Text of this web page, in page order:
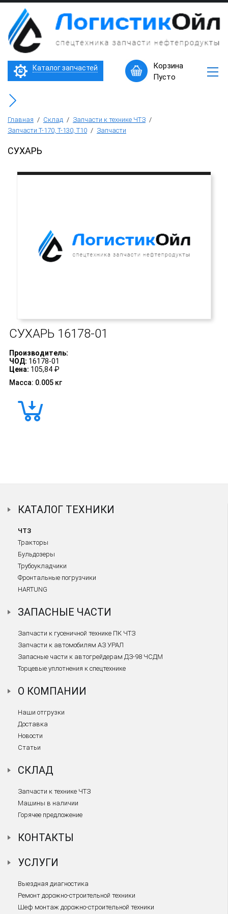
Бульдозер Б11
×
Каталог запчастей
Корзина
Пусто
Главная / Склад / Запчасти к технике ЧТЗ /
Запчасти Т-170, Т-130, Т10 / Запчасти
СУХАРЬ
СУХАРЬ 16178-01
Производитель:
ЧОД: 16178-01
Цена: 105,84 ₽
Масса: 0.005 кг
Запчасти
технике
ЧТЗ
Машины
Горячее
предложение
КАТАЛОГ ТЕХНИКИ
ЧТЗ
Тракторы
Бульдозеры
Трубоукладчики
Фронтальные погрузчики
HARTUNG
ЗАПАСНЫЕ ЧАСТИ
Запчасти к гусеничной технике ПК ЧТЗ
Запчасти к автомобилям АЗ УРАЛ
Запасные части к автогрейдерам ДЗ-98 ЧСДМ
Торцевые уплотнения к спецтехнике
О КОМПАНИИ
Наши отгрузки
Доставка
Новости
Статьи
СКЛАД
Запчасти к технике ЧТЗ
Машины в наличии
Горячее предложение
КОНТАКТЫ
УСЛУГИ
Выездная диагностика
Ремонт дорожно-строительной техники
Шеф монтаж дорожно-строительной техники